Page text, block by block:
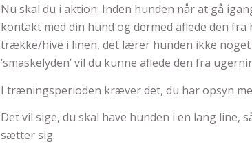
Nu skal du i aktion: Inden hunden når at gå
kontakt med din hund og dermed aflede den
trække/hive i linen, det lærer hunden ikke
’smaskelyden’ vil du kunne aflede den fra
I træningsperioden kræver det, du har opsyn
Det vil sige, du skal have hunden i en lang line,
sætter sig.